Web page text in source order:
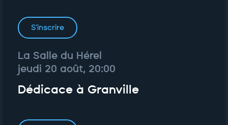
S'inscrire
La Salle du Hérel
jeudi 20 août, 20:00
Dédicace à Granville